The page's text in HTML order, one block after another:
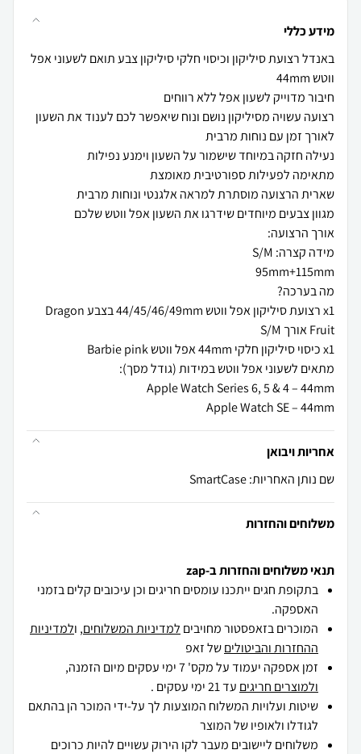
מידע כללי
באנדל רצועת סיליקון וכיסוי חלקי סיליקון צבע תואם לשעוני אפל
רצועה עשויה מסיליקון נושם ונוח שיאפשר לכם לענוד את השעון
x1 רצועת סיליקון אפל ווטש 44/45/46/49mm בצבע Dragon
Apple Watch SE – 44mm
אחריות ויבואן
שם נותן האחריות: SmartCase
משלוחים והחזרות
תנאי משלוחים והחזרות ב-zap
בתקופת חגים ייתכנו עומסים חריגים וכן עיכובים קלים בזמני
האספקה.
המוכרים בזאפסטור מחויבים למדיניות המשלוחים, ולמדיניות
ההחזרות והביטוליםשל זאפ
זמן אספקה יעמוד על מקס' 7 ימי עסקים מיום הזמנה,
ולמוצרים חריגים עד 21 ימי עסקים .
שיטות ועלויות המשלוח המוצעות לך על-ידי המוכר הן בהתאם
לגודלו ולאופיו של המוצר
משלוחים ליישובים מעבר לקו הירוק עשויים להיות כרוכים